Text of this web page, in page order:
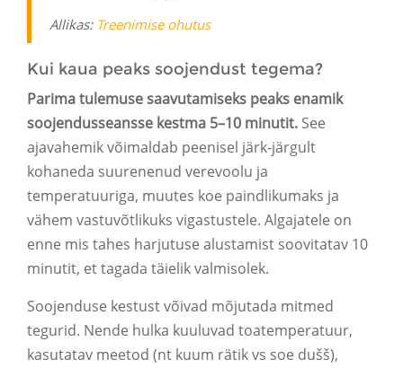
Allikas: Treenimise ohutus
Kui kaua peaks soojendust tegema?
Parima tulemuse saavutamiseks peaks enamik
soojendusseansse kestma 5–10 minutit. See
ajavahemik võimaldab peenisel järk-järgult
kohaneda suurenenud verevoolu ja
temperatuuriga, muutes koe paindlikumaks ja
vähem vastuvõtlikuks vigastustele. Algajatele on
enne mis tahes harjutuse alustamist soovitatav 10
minutit, et tagada täielik valmisolek.
Soojenduse kestust võivad mõjutada mitmed
tegurid. Nende hulka kuuluvad toatemperatuur,
kasutatav meetod (nt kuum rätik vs soe dušš),